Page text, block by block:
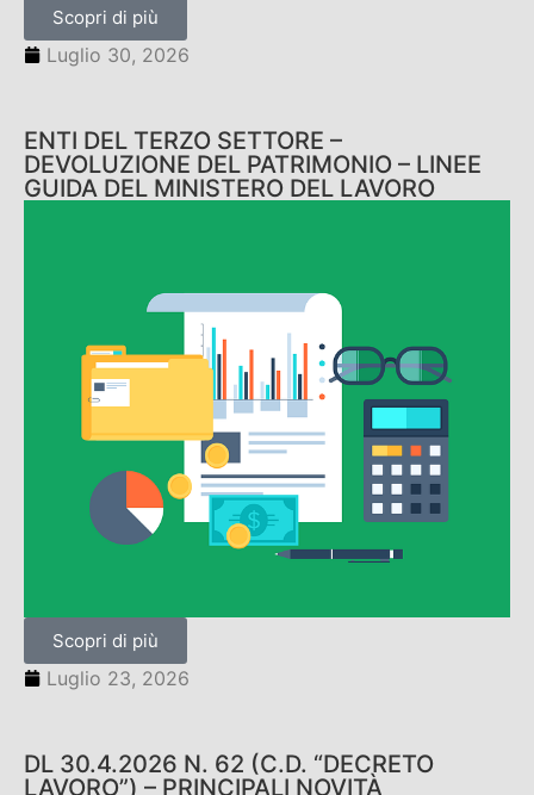
Scopri di più
Luglio 30, 2026
ENTI DEL TERZO SETTORE –
DEVOLUZIONE DEL PATRIMONIO – LINEE
GUIDA DEL MINISTERO DEL LAVORO
Scopri di più
Luglio 23, 2026
DL 30.4.2026 N. 62 (C.D. “DECRETO
LAVORO”) – PRINCIPALI NOVITÀ